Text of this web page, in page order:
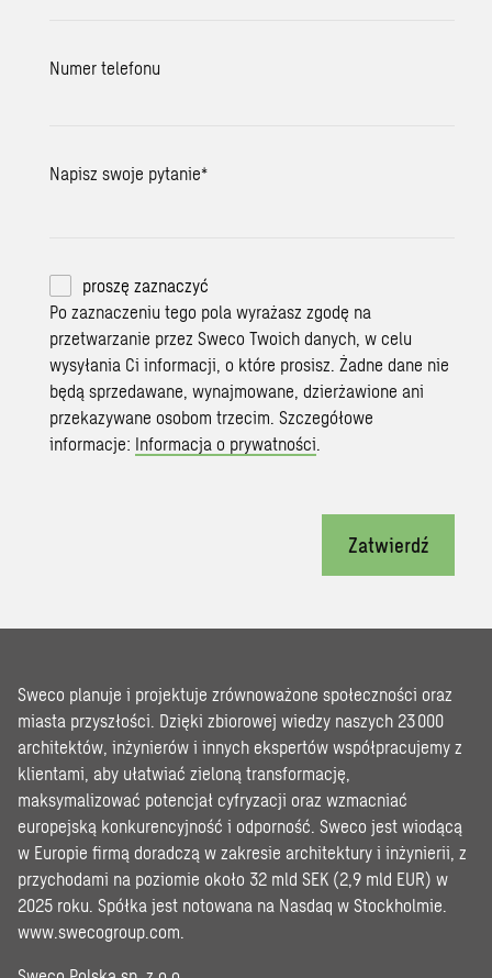
Numer telefonu
Napisz swoje pytanie*
proszę zaznaczyć
Po zaznaczeniu tego pola wyrażasz zgodę na
przetwarzanie przez Sweco Twoich danych, w celu
wysyłania Ci informacji, o które prosisz. Żadne dane nie
będą sprzedawane, wynajmowane, dzierżawione ani
przekazywane osobom trzecim. Szczegółowe
informacje: Informacja o prywatności.
Zatwierdź
Sweco planuje i projektuje zrównoważone społeczności oraz
miasta przyszłości. Dzięki zbiorowej wiedzy naszych 23 000
architektów, inżynierów i innych ekspertów współpracujemy z
klientami, aby ułatwiać zieloną transformację,
maksymalizować potencjał cyfryzacji oraz wzmacniać
europejską konkurencyjność i odporność. Sweco jest wiodącą
w Europie firmą doradczą w zakresie architektury i inżynierii, z
przychodami na poziomie około 32 mld SEK (2,9 mld EUR) w
2025 roku. Spółka jest notowana na Nasdaq w Stockholmie.
www.swecogroup.com